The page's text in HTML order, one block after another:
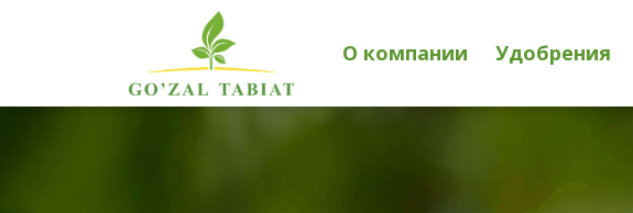
О компании Удобрения